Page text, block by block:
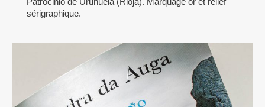
sérigraphique.